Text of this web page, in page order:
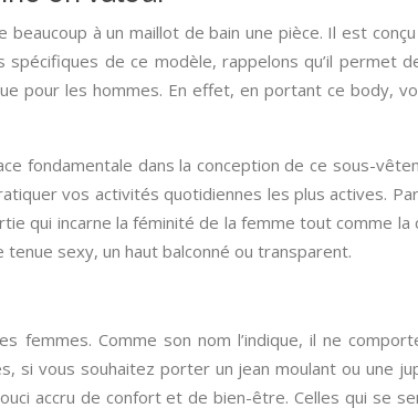
à un maillot de bain une pièce. Il est
de ce modèle, rappelons qu’il permet
pour les hommes. En effet, en portant ce body,
fondamentale dans la conception de ce sous-
vos activités quotidiennes les plus actives.
qui incarne la féminité de la femme tout comme
sexy, un haut balconné ou transparent.
femmes. Comme son nom l’indique, il ne
si vous souhaitez porter un jean moulant ou une
accru de confort et de bien-être. Celles qui se